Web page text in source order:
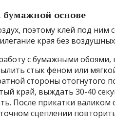
основе
поэтому клей под ним
края без
с бумажными
стык феном или
стороны отогнутого
край, выждать 30-40
После прикатки валиком
сцеплении